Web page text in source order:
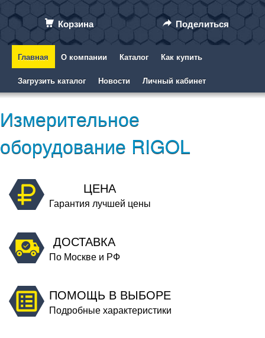
Корзина Поделиться
Главная О компании Каталог Как купить
Загрузить каталог Новости Личный кабинет
Измерительное
оборудование RIGOL
ЦЕНА
Гарантия лучшей цены
ДОСТАВКА
По Москве и РФ
ПОМОЩЬ В ВЫБОРЕ
Подробные характеристики